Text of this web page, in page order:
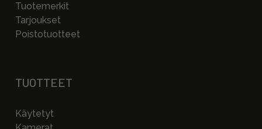
Tuotemerkit
Tarjoukset
Poistotuotteet
TUOTTEET
Käytetyt